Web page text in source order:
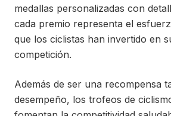
medallas personalizadas con
cada premio representa el
que los ciclistas han invertido en
competición.
Además de ser una recompensa
desempeño, los trofeos de